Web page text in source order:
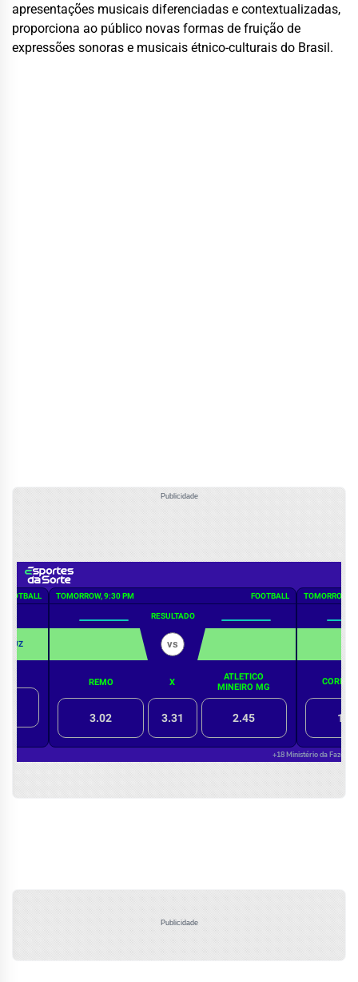
apresentações musicais diferenciadas e contextualizadas,
proporciona ao público novas formas de fruição de
expressões sonoras e musicais étnico-culturais do Brasil.
Publicidade
Publicidade